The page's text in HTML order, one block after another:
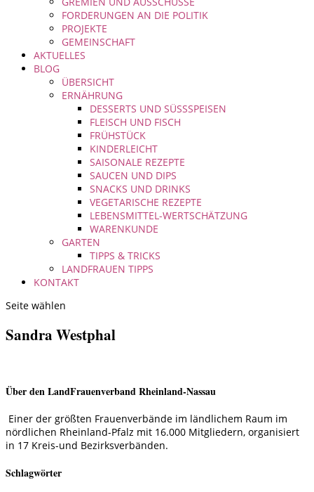
FORDERUNGEN AN DIE POLITIK
PROJEKTE
GEMEINSCHAFT
AKTUELLES
BLOG
ÜBERSICHT
ERNÄHRUNG
DESSERTS UND SÜSSSPEISEN
FLEISCH UND FISCH
FRÜHSTÜCK
KINDERLEICHT
SAISONALE REZEPTE
SAUCEN UND DIPS
SNACKS UND DRINKS
VEGETARISCHE REZEPTE
LEBENSMITTEL-WERTSCHÄTZUNG
WARENKUNDE
GARTEN
TIPPS & TRICKS
LANDFRAUEN TIPPS
KONTAKT
Seite wählen
Sandra Westphal
Über den LandFrauenverband Rheinland-Nassau
Einer der größten Frauenverbände im ländlichem Raum im
nördlichen Rheinland-Pfalz mit 16.000 Mitgliedern, organisiert
in 17 Kreis-und Bezirksverbänden.
Schlagwörter